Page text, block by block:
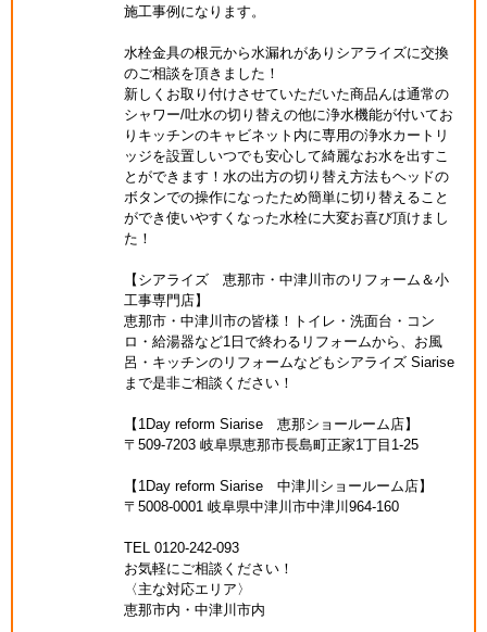
施工事例になります。
水栓金具の根元から水漏れがありシアライズに交換
のご相談を頂きました！
新しくお取り付けさせていただいた商品んは通常の
シャワー/吐水の切り替えの他に浄水機能が付いてお
りキッチンのキャビネット内に専用の浄水カートリ
ッジを設置しいつでも安心して綺麗なお水を出すこ
とができます！水の出方の切り替え方法もヘッドの
ボタンでの操作になったため簡単に切り替えること
ができ使いやすくなった水栓に大変お喜び頂けまし
た！
【シアライズ 恵那市・中津川市のリフォーム＆小
工事専門店】
恵那市・中津川市の皆様！トイレ・洗面台・コン
ロ・給湯器など1日で終わるリフォームから、お風
呂・キッチンのリフォームなどもシアライズ Siarise
まで是非ご相談ください！
【1Day reform Siarise 恵那ショールーム店】
〒509-7203 岐阜県恵那市長島町正家1丁目1-25
【1Day reform Siarise 中津川ショールーム店】
〒5008-0001 岐阜県中津川市中津川964-160
TEL 0120-242-093
お気軽にご相談ください！
〈主な対応エリア〉
恵那市内・中津川市内